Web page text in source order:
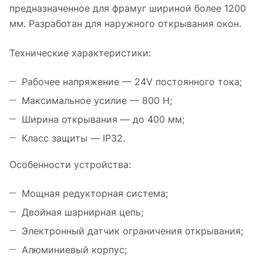
предназначенное для фрамуг шириной более 1200
мм. Разработан для наружного открывания окон.
Технические характеристики:
Рабочее напряжение — 24V постоянного тока;
Максимальное усилие — 800 Н;
Ширина открывания — до 400 мм;
Класс защиты — IP32.
Особенности устройства:
Мощная редукторная система;
Двойная шарнирная цепь;
Электронный датчик ограничения открывания;
Алюминиевый корпус;